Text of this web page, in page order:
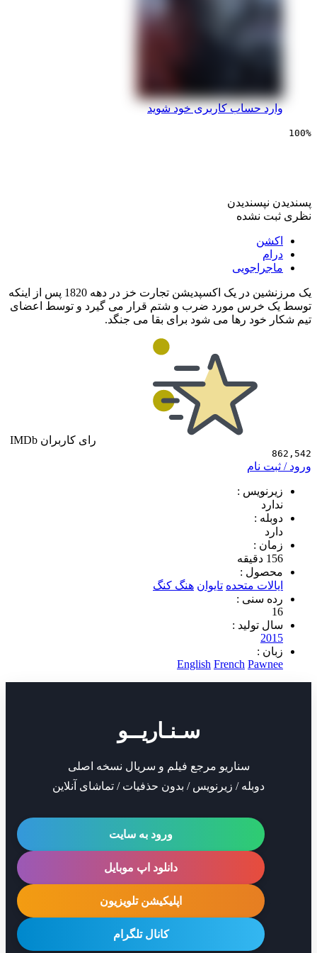
حساب کاربری خود شوید
نشده
یک مرزنشین در یک اکسپدیشن تجارت خز در دهه 1820 پس از اینکه
مورد ضرب و شتم قرار می گیرد و توسط اعضای
رها می شود برای بقا می جنگد.
رای کاربران IMDb
نام
:
:
متحده تایوان هنگ کنگ
سنی :
:
English French
سـنـاریــو
سناریو مرجع فیلم و سریال نسخه اصلی
دوبله / زیرنویس / بدون حذفیات / تماشای آنلاین
ورود به سایت
دانلود اپ موبایل
اپلیکیشن تلویزیون
کانال تلگرام